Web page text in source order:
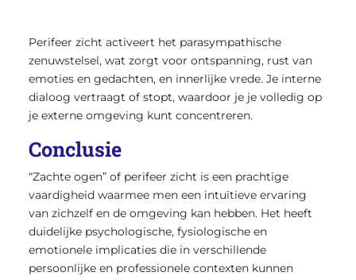
Perifeer zicht activeert het parasympathische
zenuwstelsel, wat zorgt voor ontspanning, rust van
emoties en gedachten, en innerlijke vrede. Je interne
dialoog vertraagt of stopt, waardoor je je volledig op
je externe omgeving kunt concentreren.
Conclusie
“Zachte ogen” of perifeer zicht is een prachtige
vaardigheid waarmee men een intuïtieve ervaring
van zichzelf en de omgeving kan hebben. Het heeft
duidelijke psychologische, fysiologische en
emotionele implicaties die in verschillende
persoonlijke en professionele contexten kunnen